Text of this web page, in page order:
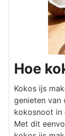
Hoe
Kokos ijs
genieten van
kokosnoot in
Met dit